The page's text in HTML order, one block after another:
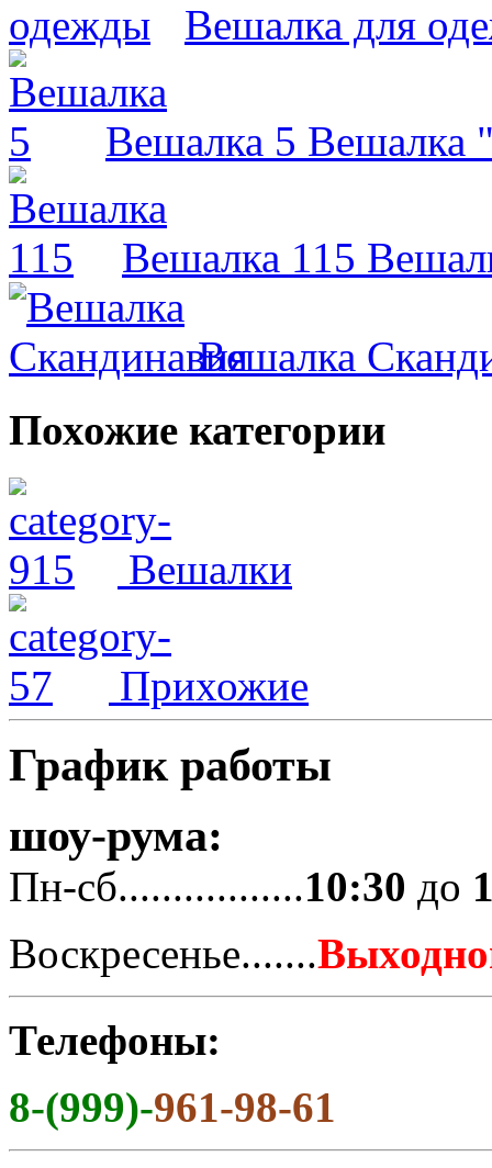
Вешалка для
Вешалка 5 Вешалка
Вешалка 115
Вешалка
Похожие категории
Вешалки
Прихожие
График работы
шоу-рума:
Пн-сб.................10:30 до
Воскресенье.......
Телефоны:
8-(999)-961-98-61